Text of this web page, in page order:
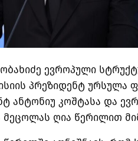
ევროპული
პრეზიდენტ ურსულა
ანტონიუ კოშტასა და
ღია წერილით